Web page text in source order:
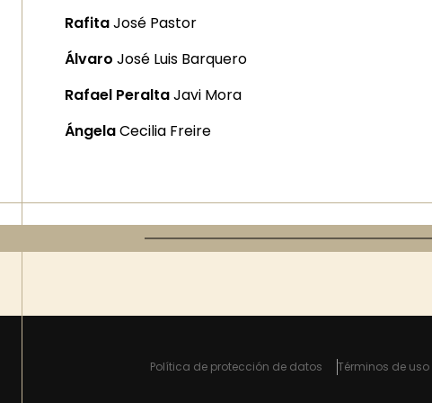
RafitaJosé Pastor
Álvaro José Luis Barquero
Rafael PeraltaJavi Mora
ÁngelaCecilia Freire
Política de protección de datos Términos de uso